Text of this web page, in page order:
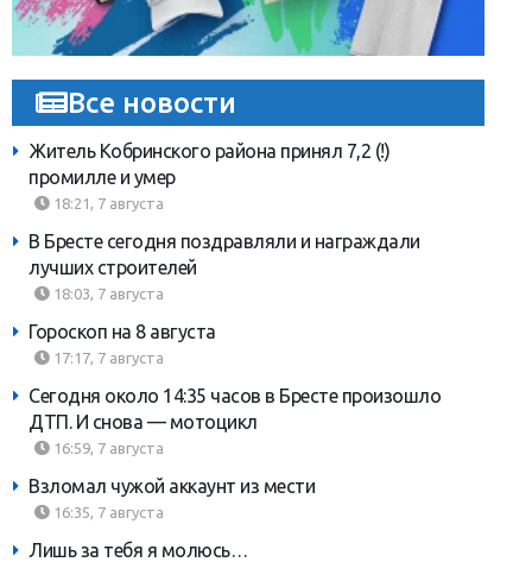
Все новости
Житель Кобринского района принял 7,2 (!)
промилле и умер
18:21, 7 августа
В Бресте сегодня поздравляли и награждали
лучших строителей
18:03, 7 августа
Гороскоп на 8 августа
17:17, 7 августа
Сегодня около 14:35 часов в Бресте произошло
ДТП. И снова — мотоцикл
16:59, 7 августа
Взломал чужой аккаунт из мести
16:35, 7 августа
Лишь за тебя я молюсь…